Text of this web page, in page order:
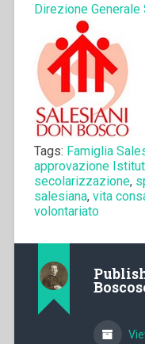
Direzione Generale
Tags: Famiglia
approvazione
secolarizzazione,
salesiana, vita
volontariato